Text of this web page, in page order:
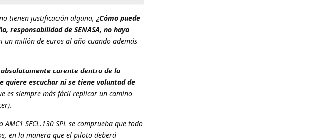
tienen justificación alguna, ¿Cómo puede
responsabilidad de SENASA, no haya
un millón de euros al año cuando además
carente dentro de la
quiere escuchar ni se tiene voluntad de
es siempre más fácil replicar un camino
SFCL.130 SPL se comprueba que todo
en la manera que el piloto deberá